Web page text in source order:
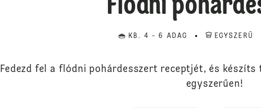
Flódni
KB. 4 - 6 ADAG EGYSZERŰ
Fedezd fel a flódni pohárdesszert receptjét, és
egyszerűen!